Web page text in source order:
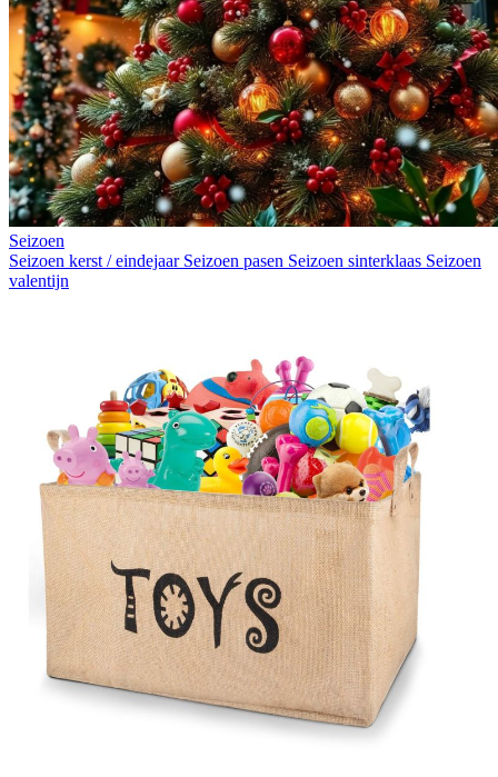
Seizoen
Seizoen kerst / eindejaar Seizoen pasen Seizoen sinterklaas Seizoen
valentijn